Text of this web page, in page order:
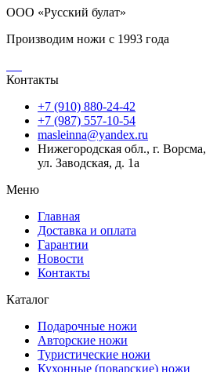
ООО «Русский булат»
Производим ножи с 1993 года
Контакты
+7 (910) 880-24-42
+7 (987) 557-10-54
masleinna@yandex.ru
Нижегородская обл., г. Ворсма,
ул. Заводская, д. 1а
Меню
Главная
Доставка и оплата
Гарантии
Новости
Контакты
Каталог
Подарочные ножи
Авторские ножи
Туристические ножи
Кухонные (поварские) ножи